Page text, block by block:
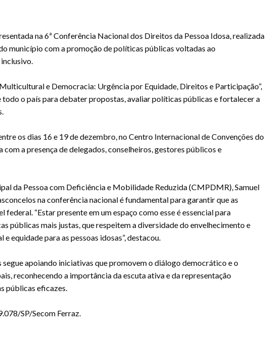
na 6ª Conferência Nacional dos Direitos da Pessoa Idosa, realizada
município com a promoção de políticas públicas voltadas ao
e Democracia: Urgência por Equidade, Direitos e Participação”,
todo o país para debater propostas, avaliar políticas públicas e fortalecer a
os dias 16 e 19 de dezembro, no Centro Internacional de Convenções do
a presença de delegados, conselheiros, gestores públicos e
da Pessoa com Deficiência e Mobilidade Reduzida (CMPDMR), Samuel
na conferência nacional é fundamental para garantir que as
federal. “Estar presente em um espaço como esse é essencial para
públicas mais justas, que respeitem a diversidade do envelhecimento e
equidade para as pessoas idosas”, destacou.
apoiando iniciativas que promovem o diálogo democrático e o
reconhecendo a importância da escuta ativa e da representação
públicas eficazes.
SP/Secom Ferraz.